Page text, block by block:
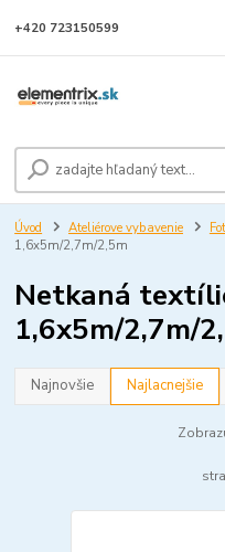
+420 723150599
Úvod Ateliérove vybavenie
1,6x5m/2,7m/2,5m
Netkaná
1,6x5m/2,7m/
Najnovšie Najlacnejšie